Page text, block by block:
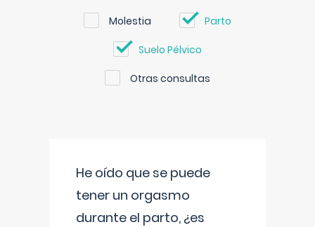
Molestia Parto
Suelo Pélvico
Otras consultas
He oído que se puede
tener un orgasmo
durante el parto, ¿es